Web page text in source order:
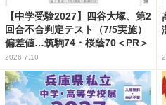
【中学受験2027】四谷大塚、第2
回合不合判定テスト（7/5実施）
偏差値…筑駒74・桜蔭70＜PR＞
2026.7.10